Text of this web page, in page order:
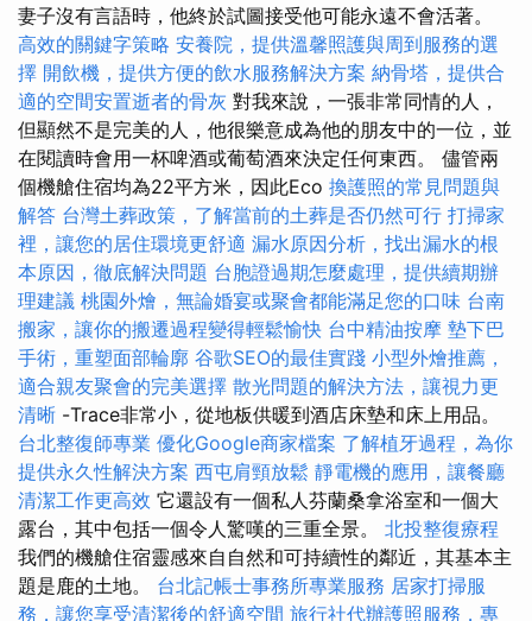
妻子沒有言語時，他終於試圖接受他可能永遠不會活著。
高效的關鍵字策略 安養院，提供溫馨照護與周到服務的選
擇 開飲機，提供方便的飲水服務解決方案 納骨塔，提供合
適的空間安置逝者的骨灰 對我來說，一張非常同情的人，
但顯然不是完美的人，他很樂意成為他的朋友中的一位，並
在閱讀時會用一杯啤酒或葡萄酒來決定任何東西。 儘管兩
個機艙住宿均為22平方米，因此Eco 換護照的常見問題與
解答 台灣土葬政策，了解當前的土葬是否仍然可行 打掃家
裡，讓您的居住環境更舒適 漏水原因分析，找出漏水的根
本原因，徹底解決問題 台胞證過期怎麼處理，提供續期辦
理建議 桃園外燴，無論婚宴或聚會都能滿足您的口味 台南
搬家，讓你的搬遷過程變得輕鬆愉快 台中精油按摩 墊下巴
手術，重塑面部輪廓 谷歌SEO的最佳實踐 小型外燴推薦，
適合親友聚會的完美選擇 散光問題的解決方法，讓視力更
清晰 -Trace非常小，從地板供暖到酒店床墊和床上用品。
台北整復師專業 優化Google商家檔案 了解植牙過程，為你
提供永久性解決方案 西屯肩頸放鬆 靜電機的應用，讓餐廳
清潔工作更高效 它還設有一個私人芬蘭桑拿浴室和一個大
露台，其中包括一個令人驚嘆的三重全景。 北投整復療程
我們的機艙住宿靈感來自自然和可持續性的鄰近，其基本主
題是鹿的土地。 台北記帳士事務所專業服務 居家打掃服
務，讓您享受清潔後的舒適空間 旅行社代辦護照服務，專